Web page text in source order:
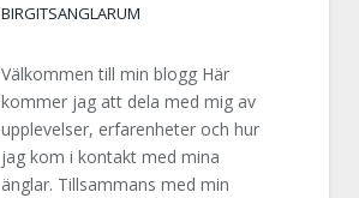
BIRGITSANGLARUM
Välkommen till min blogg Här
kommer jag att dela med mig av
upplevelser, erfarenheter och hur
jag kom i kontakt med mina
änglar. Tillsammans med min